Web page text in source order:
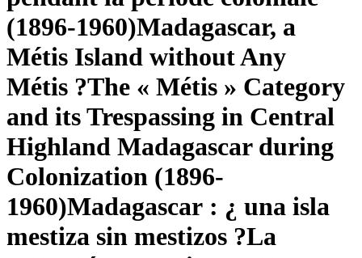
(1896-1960)Madagascar, a
Métis Island without Any
Métis ?The « Métis » Category
and its Trespassing in Central
Highland Madagascar during
Colonization (1896-
1960)Madagascar : ¿ una isla
mestiza sin mestizos ?La